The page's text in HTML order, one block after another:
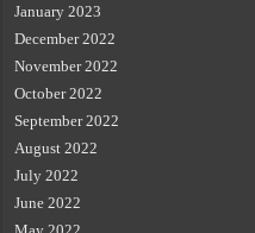
January 2023
December 2022
November 2022
October 2022
September 2022
August 2022
July 2022
June 2022